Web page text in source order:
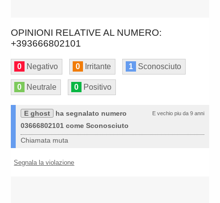
OPINIONI RELATIVE AL NUMERO:
+393666802101
0 Negativo 0 Irritante 1 Sconosciuto
0 Neutrale 0 Positivo
E vechio piu da 9 anni
E ghost
ha segnalato numero
03666802101 come Sconosciuto
Chiamata muta
Segnala la violazione